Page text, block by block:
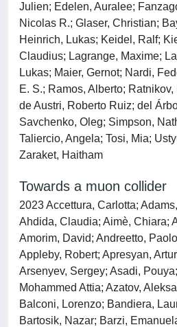
Julien; Edelen, Auralee;
Nicolas R.; Glaser, Christian;
Heinrich, Lukas; Keidel, Ralf;
Claudius; Lagrange, Maxime;
Lukas; Maier, Gernot; Nardi,
E. S.; Ramos, Alberto;
de Austri, Roberto Ruiz; del
Savchenko, Oleg; Simpson,
Taliercio, Angela; Tosi, Mia;
Zaraket, Haitham
Towards a muon collider
2023 Accettura, Carlotta;
Ahdida, Claudia; Aimè, Chiara;
Amorim, David; Andreetto,
Appleby, Robert; Apresyan,
Arsenyev, Sergey; Asadi,
Mohammed Attia; Azatov,
Balconi, Lorenzo; Bandiera,
Bartosik, Nazar; Barzi,